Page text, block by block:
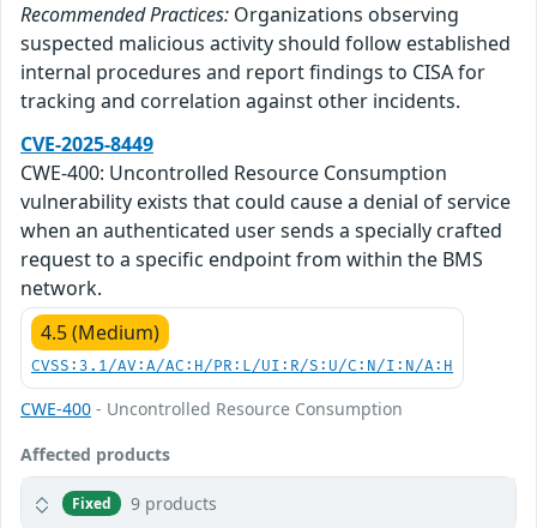
Recommended Practices: Organizations observing
suspected malicious activity should follow established
internal procedures and report findings to CISA for
tracking and correlation against other incidents.
CVE-2025-8449
CWE-400: Uncontrolled Resource Consumption
vulnerability exists that could cause a denial of service
when an authenticated user sends a specially crafted
request to a specific endpoint from within the BMS
network.
4.5 (Medium)
CVSS:3.1/AV:A/AC:H/PR:L/UI:R/S:U/C:N/I:N/A:H
CWE-400 - Uncontrolled Resource Consumption
Affected products
Fixed 9 products